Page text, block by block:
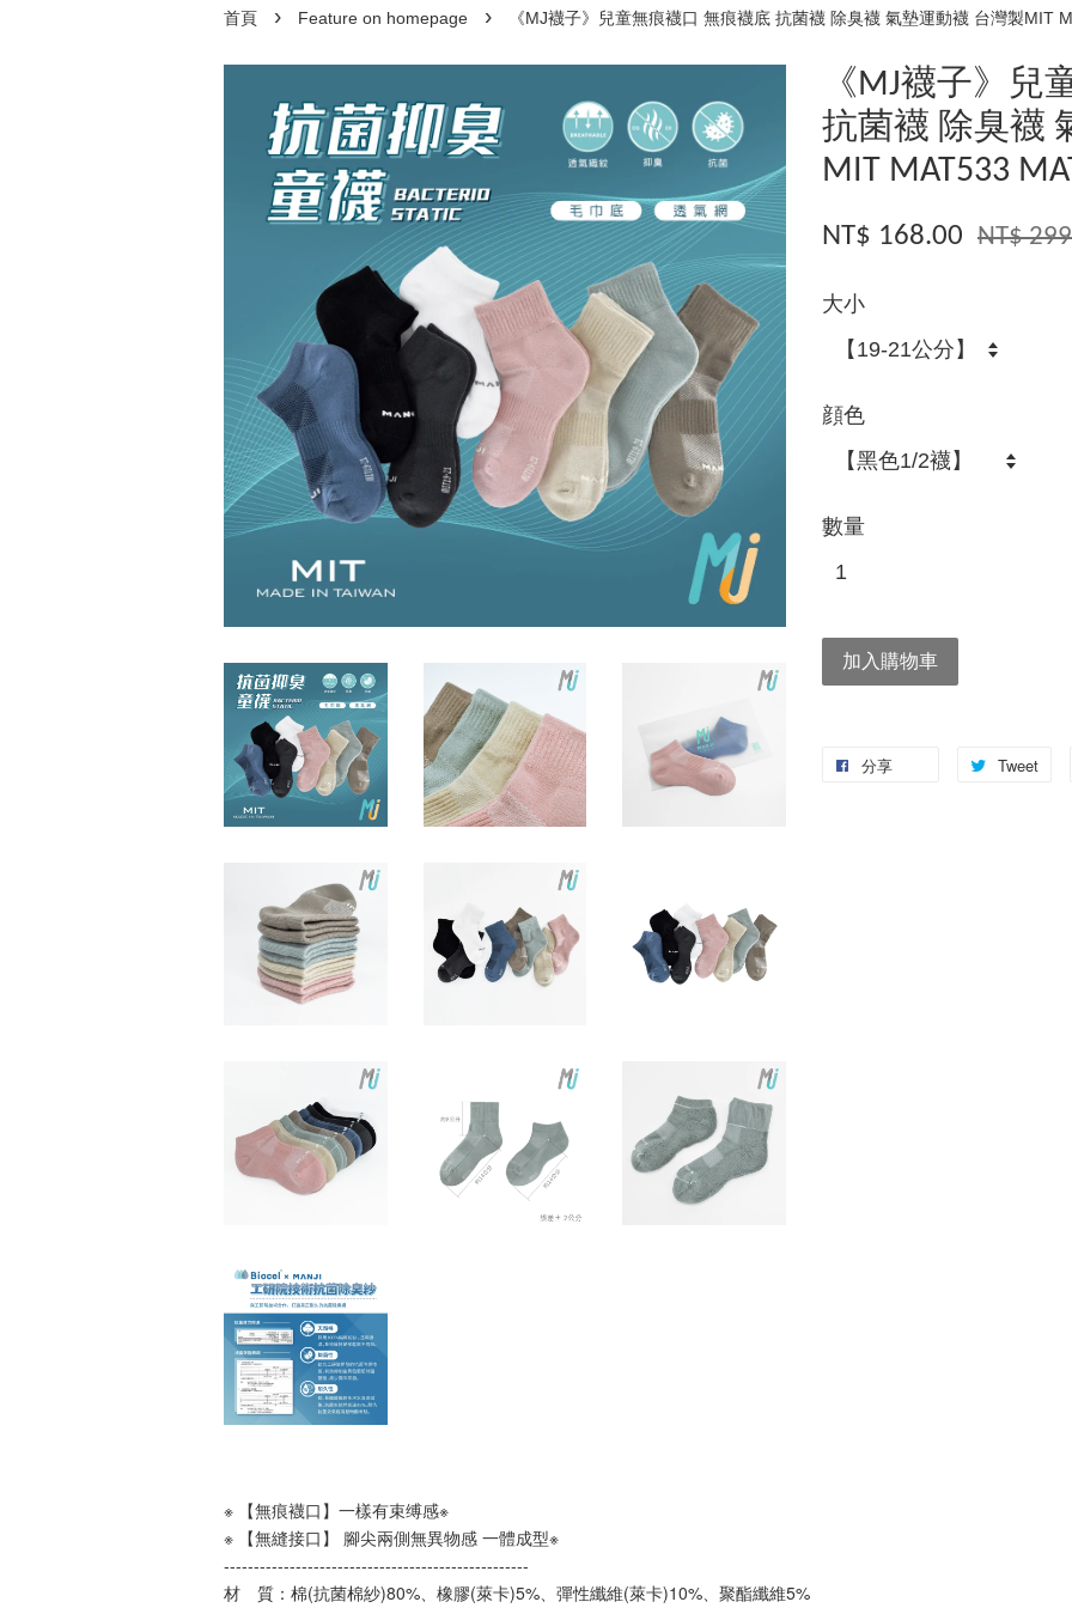
首頁 › Feature on homepage › 《MJ襪子》兒童無痕襪口 無痕襪底 抗菌襪 除臭襪 氣墊運動襪 台灣製MIT
《MJ襪子》兒
抗菌襪 除臭襪
MIT MAT533
NT$ 168.00 NT$
大小
顔色
數量
加入購物車
分享 Tweet
※ 【無痕襪口】一樣有束缚感※
※ 【無縫接口】 腳尖兩側無異物感 一體成型※
---------------------------------------------------
材　質：棉(抗菌棉紗)80%、橡膠(萊卡)5%、彈性纖維(萊卡)10%、聚酯纖維5%